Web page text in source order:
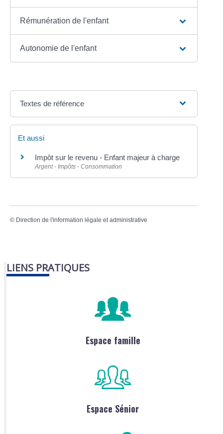
Rémunération de l'enfant
Autonomie de l'enfant
Textes de référence
Et aussi
Impôt sur le revenu - Enfant majeur à charge
Argent - Impôts - Consommation
© Direction de l'information légale et administrative
LIENS PRATIQUES
Espace famille
Espace Sénior